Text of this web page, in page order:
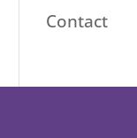
Contact